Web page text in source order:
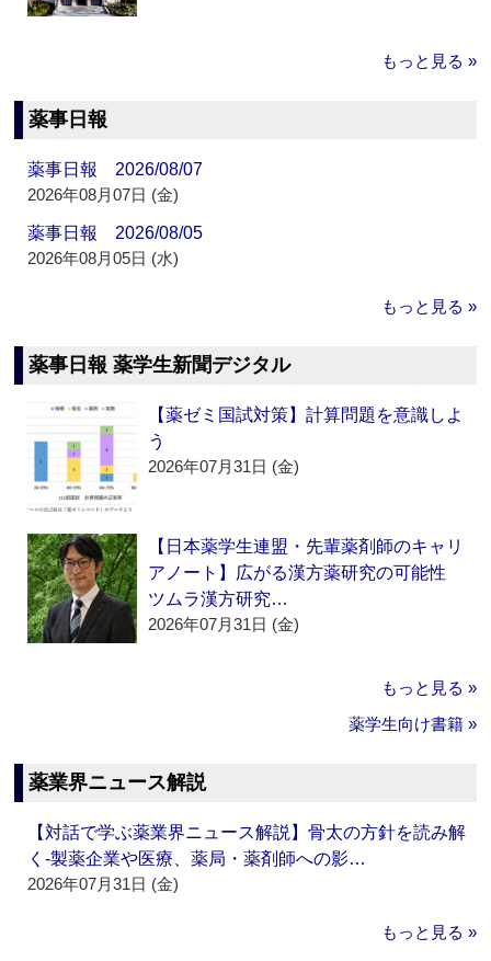
もっと見る »
薬事日報
薬事日報 2026/08/07
2026年08月07日 (金)
薬事日報 2026/08/05
2026年08月05日 (水)
もっと見る »
薬事日報 薬学生新聞デジタル
【薬ゼミ国試対策】計算問題を意識しよ
う
2026年07月31日 (金)
【日本薬学生連盟・先輩薬剤師のキャリ
アノート】広がる漢方薬研究の可能性
ツムラ漢方研究…
2026年07月31日 (金)
もっと見る »
薬学生向け書籍 »
薬業界ニュース解説
【対話で学ぶ薬業界ニュース解説】骨太の方針を読み解
く‐製薬企業や医療、薬局・薬剤師への影…
2026年07月31日 (金)
もっと見る »